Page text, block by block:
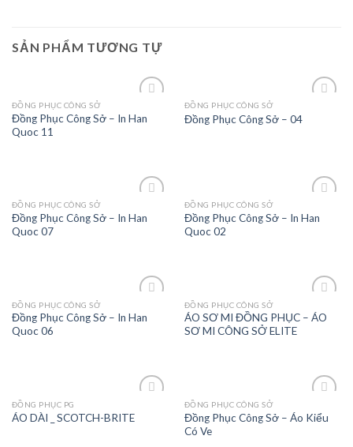
SẢN PHẨM TƯƠNG TỰ
Wishlist
ĐỒNG PHỤC CÔNG SỞ
Đồng Phục Công Sở – In Han
Quoc 11
Wishlist
ĐỒNG PHỤC CÔNG SỞ
Đồng Phục Công Sở – 04
Wishlist
ĐỒNG PHỤC CÔNG SỞ
Đồng Phục Công Sở – In Han
Quoc 07
Wishlist
ĐỒNG PHỤC CÔNG SỞ
Đồng Phục Công Sở – In Han
Quoc 02
Wishlist
ĐỒNG PHỤC CÔNG SỞ
Đồng Phục Công Sở – In Han
Quoc 06
Add to
Wishlist
ĐỒNG PHỤC CÔNG SỞ
ÁO SƠ MI ĐỒNG PHỤC – ÁO
SƠ MI CÔNG SỞ ELITE
Wishlist
ĐỒNG PHỤC PG
ÁO DÀI _ SCOTCH-BRITE
Add to
Wishlist
ĐỒNG PHỤC CÔNG SỞ
Đồng Phục Công Sở – Áo Kiểu
Có Ve